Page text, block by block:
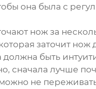
она была с
нож за
заточит нож
быть
сначала лучше
не